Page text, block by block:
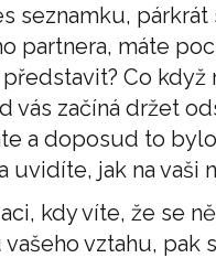
seznamku,
partnera, máte
Co
vás začíná držet
a doposud to
uvidíte, jak na
kdy víte, že se
vztahu, pak